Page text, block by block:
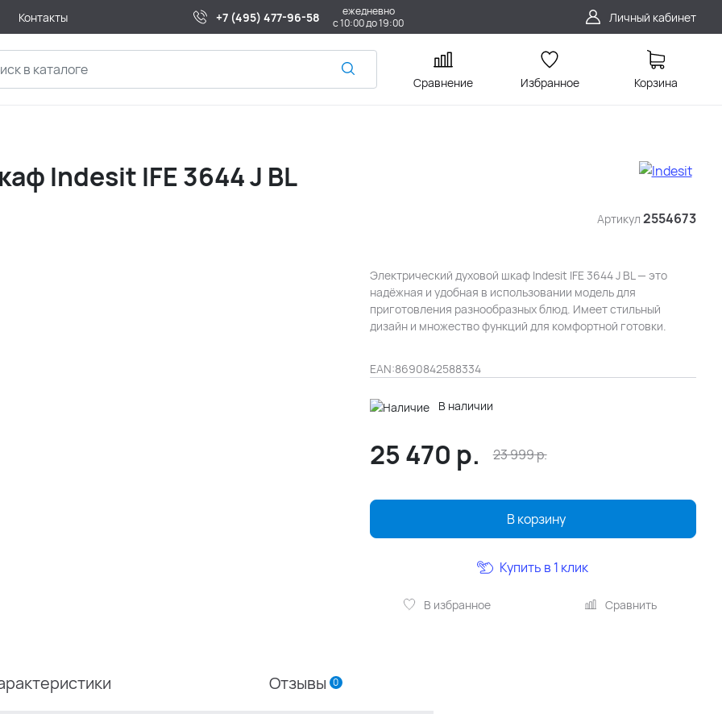
Контакты +7 (495) 477-96-58
ежедневно
с 10:00 до 19:00
Личный кабинет
Сравнение Избранное Корзина
Артикул 2554673
Indesit IFE 3644 J BL
Электрический духовой шкаф Indesit IFE 3644 J BL — это
надёжная и удобная в использовании модель для
приготовления разнообразных блюд. Имеет стильный
дизайн и множество функций для комфортной готовки.
EAN:8690842588334
В наличии
25 470 р. 23 999р.
В корзину
В избранное Сравнить
Купить в 1 клик
Отзывы 0